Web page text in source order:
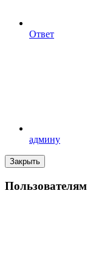
Ответ
админу
Закрыть
Пользователям